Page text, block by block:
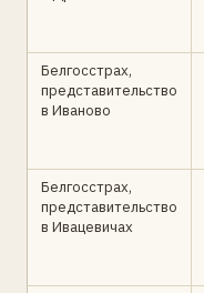
Белгосстрах,
представительство
в Иваново
Белгосстрах,
представительство
в Ивацевичах